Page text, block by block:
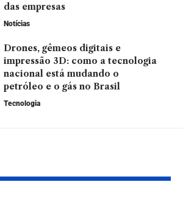
das empresas
Notícias
Drones, gêmeos digitais e
impressão 3D: como a tecnologia
nacional está mudando o
petróleo e o gás no Brasil
Tecnologia